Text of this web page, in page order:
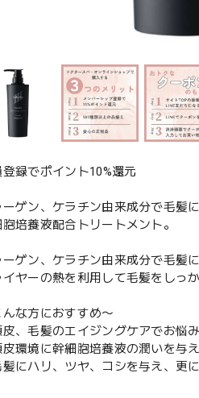
録でポイント10%還元
ーゲン、ケラチン由来成分で毛髪
培養液配合トリートメント。
ーゲン、ケラチン由来成分で毛髪
イヤーの熱を利用して毛髪をしっ
んな方におすすめ〜
皮、毛髪のエイジングケアでお悩
皮環境に幹細胞培養液の潤いを与
髪にハリ、ツヤ、コシを与え、更